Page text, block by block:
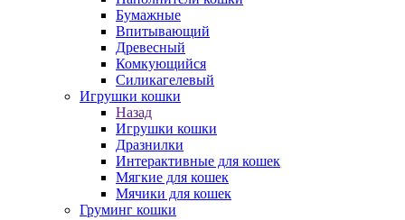
Бумажные
Впитывающий
Древесный
Комкующийся
Силикагелевый
Игрушки кошки
Назад
Игрушки кошки
Дразнилки
Интерактивные для кошек
Мягкие для кошек
Мячики для кошек
Груминг кошки